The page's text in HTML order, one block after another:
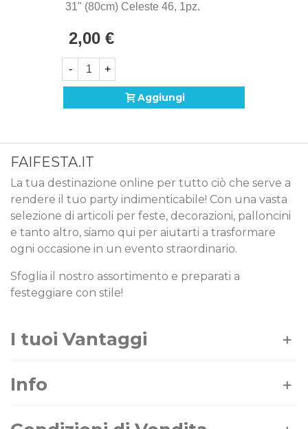
31" (80cm) Celeste 46, 1pz.
2,00 €
- +
Aggiungi
FAIFESTA.IT
La tua destinazione online per tutto ciò che serve a
rendere il tuo party indimenticabile! Con una vasta
selezione di articoli per feste, decorazioni, palloncini
e tanto altro, siamo qui per aiutarti a trasformare
ogni occasione in un evento straordinario.
Sfoglia il nostro assortimento e preparati a
festeggiare con stile!
I tuoi Vantaggi
Info